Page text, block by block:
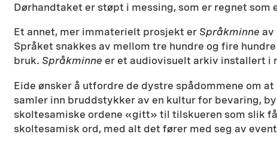
Dørhandtaket er støpt i messing, som er regnet
Et annet, mer immaterielt prosjekt er Språkminne av
Språket snakkes av mellom tre hundre og fire
bruk. Språkminne er et audiovisuelt arkiv installert i
Eide ønsker å utfordre de dystre spådommene om
samler inn bruddstykker av en kultur for bevaring,
skoltesamiske ordene «gitt» til tilskueren som slik
skoltesamisk ord, med alt det fører med seg av